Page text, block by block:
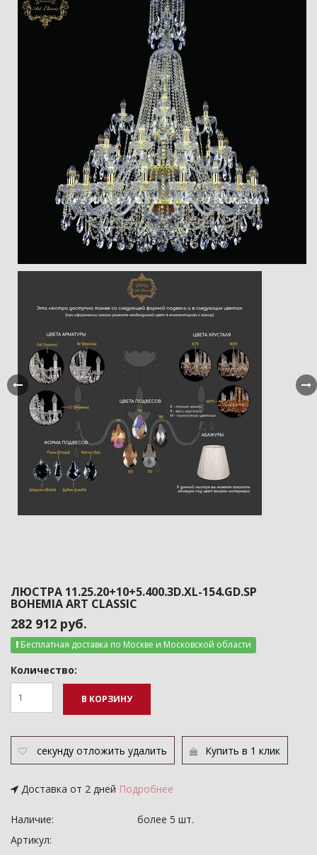
ЛЮСТРА 11.25.20+10+5.400.3D.XL-154.GD.SP
BOHEMIA ART CLASSIC
282 912 руб.
Бесплатная доставка по Москве и Московской области
Количество:
В КОРЗИНУ
секунду отложить удалить Купить в 1 клик
Доставка от 2 дней Подробнее
Наличие:
более 5 шт.
Артикул: